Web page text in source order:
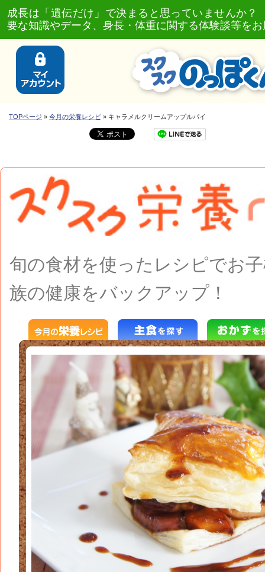
成長は「遺伝だけ」で決まると思っていませんか
要な知識やデータ、身長・体重に関する体験談等を
TOPページ » 今月の栄養レシピ » キャラメルクリームアップルパイ
旬の食材を使ったレシピでお
族の健康をバックアップ！